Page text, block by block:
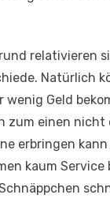
relativieren
Natürlich
wenig Geld
zum einen nicht
erbringen
kaum Service